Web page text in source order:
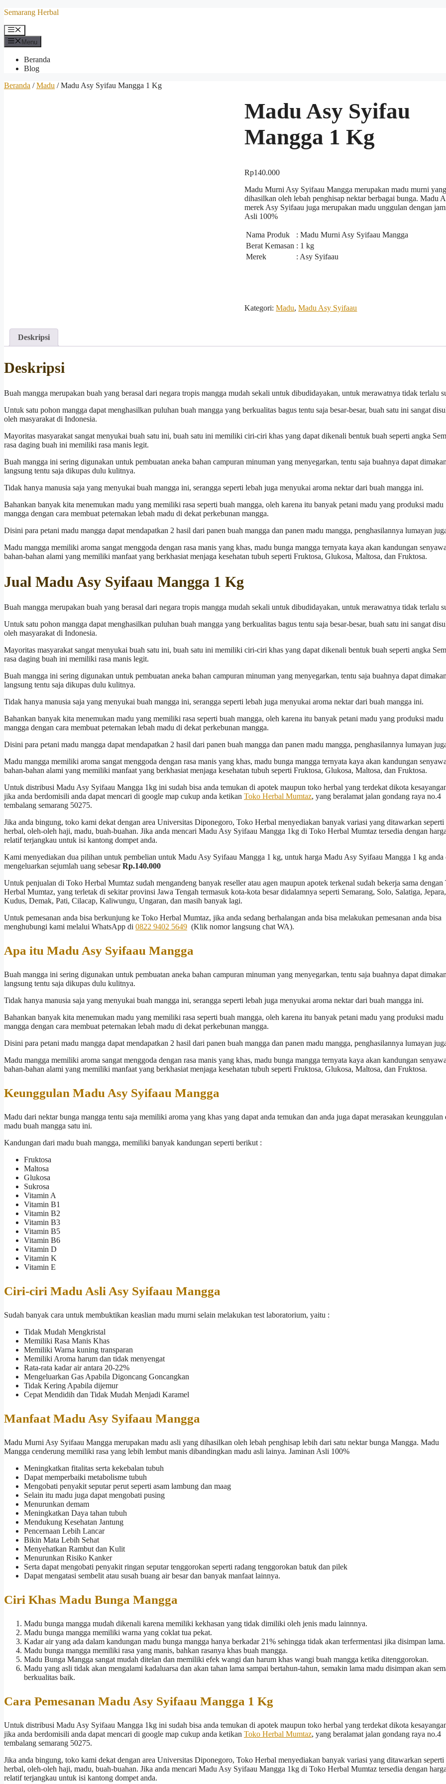
Langsung
isi
Semarang Herbal
Menu
Menu
Beranda
Blog
Beranda /Madu / Madu Asy Syifau Mangga 1 Kg
Madu Asy Syifau
Mangga 1 Kg
Rp140.000
Madu Murni Asy Syifaau Mangga merupakan madu murni
dihasilkan oleh lebah penghisap nektar berbagai bunga. Madu
merek Asy Syifaau juga merupakan madu unggulan dengan
Asli 100%
Nama Produk
: Madu Murni Asy Syifaau Mangga
Berat Kemasan : 1 kg
Merek
: Asy Syifaau
Kategori:Madu,Madu Asy Syifaau
Deskripsi
Deskripsi
Buah mangga merupakan buah yang berasal dari negara tropis mangga mudah sekali untuk dibudidayakan, untuk merawatnya tidak terlalu
Untuk satu pohon mangga dapat menghasilkan puluhan buah mangga yang berkualitas bagus tentu saja besar-besar, buah satu ini sangat
oleh masyarakat di Indonesia.
Mayoritas masyarakat sangat menyukai buah satu ini, buah satu ini memiliki ciri-ciri khas yang dapat dikenali bentuk buah seperti angka
rasa daging buah ini memiliki rasa manis legit.
Buah mangga ini sering digunakan untuk pembuatan aneka bahan campuran minuman yang menyegarkan, tentu saja buahnya dapat
langsung tentu saja dikupas dulu kulitnya.
Tidak hanya manusia saja yang menyukai buah mangga ini, serangga seperti lebah juga menyukai aroma nektar dari buah mangga ini.
Bahankan banyak kita menemukan madu yang memiliki rasa seperti buah mangga, oleh karena itu banyak petani madu yang produksi madu
mangga dengan cara membuat peternakan lebah madu di dekat perkebunan mangga.
Disini para petani madu mangga dapat mendapatkan 2 hasil dari panen buah mangga dan panen madu mangga, penghasilannya lumayan
Madu mangga memiliki aroma sangat menggoda dengan rasa manis yang khas, madu bunga mangga ternyata kaya akan kandungan
bahan-bahan alami yang memiliki manfaat yang berkhasiat menjaga kesehatan tubuh seperti Fruktosa, Glukosa, Maltosa, dan Fruktosa.
Jual Madu Asy Syifaau Mangga 1 Kg
Buah mangga merupakan buah yang berasal dari negara tropis mangga mudah sekali untuk dibudidayakan, untuk merawatnya tidak terlalu
Untuk satu pohon mangga dapat menghasilkan puluhan buah mangga yang berkualitas bagus tentu saja besar-besar, buah satu ini sangat
oleh masyarakat di Indonesia.
Mayoritas masyarakat sangat menyukai buah satu ini, buah satu ini memiliki ciri-ciri khas yang dapat dikenali bentuk buah seperti angka
rasa daging buah ini memiliki rasa manis legit.
Buah mangga ini sering digunakan untuk pembuatan aneka bahan campuran minuman yang menyegarkan, tentu saja buahnya dapat
langsung tentu saja dikupas dulu kulitnya.
Tidak hanya manusia saja yang menyukai buah mangga ini, serangga seperti lebah juga menyukai aroma nektar dari buah mangga ini.
Bahankan banyak kita menemukan madu yang memiliki rasa seperti buah mangga, oleh karena itu banyak petani madu yang produksi madu
mangga dengan cara membuat peternakan lebah madu di dekat perkebunan mangga.
Disini para petani madu mangga dapat mendapatkan 2 hasil dari panen buah mangga dan panen madu mangga, penghasilannya lumayan
Madu mangga memiliki aroma sangat menggoda dengan rasa manis yang khas, madu bunga mangga ternyata kaya akan kandungan
bahan-bahan alami yang memiliki manfaat yang berkhasiat menjaga kesehatan tubuh seperti Fruktosa, Glukosa, Maltosa, dan Fruktosa.
Untuk distribusi Madu Asy Syifaau Mangga 1kg ini sudah bisa anda temukan di apotek maupun toko herbal yang terdekat dikota
jika anda berdomisili anda dapat mencari di google map cukup anda ketikan Toko Herbal Mumtaz, yang beralamat jalan gondang raya no.4
tembalang semarang 50275.
Jika anda bingung, toko kami dekat dengan area Universitas Diponegoro, Toko Herbal menyediakan banyak variasi yang ditawarkan seperti
herbal, oleh-oleh haji, madu, buah-buahan. Jika anda mencari Madu Asy Syifaau Mangga 1kg di Toko Herbal Mumtaz tersedia dengan
relatif terjangkau untuk isi kantong dompet anda.
Kami menyediakan dua pilihan untuk pembelian untuk Madu Asy Syifaau Mangga 1 kg, untuk harga Madu Asy Syifaau Mangga 1 kg anda
mengeluarkan sejumlah uang sebesarRp.140.000
Untuk penjualan di Toko Herbal Mumtaz sudah mengandeng banyak reseller atau agen maupun apotek terkenal sudah bekerja sama dengan
Herbal Mumtaz, yang terletak di sekitar provinsi Jawa Tengah termasuk kota-kota besar didalamnya seperti Semarang, Solo, Salatiga, Jepara,
Kudus, Demak, Pati, Cilacap, Kaliwungu, Ungaran, dan masih banyak lagi.
Untuk pemesanan anda bisa berkunjung ke Toko Herbal Mumtaz, jika anda sedang berhalangan anda bisa melakukan pemesanan anda bisa
menghubungi kami melalui WhatsApp di 0822 9402 5649 (Klik nomor langsung chat WA).
Apa itu Madu Asy Syifaau Mangga
Buah mangga ini sering digunakan untuk pembuatan aneka bahan campuran minuman yang menyegarkan, tentu saja buahnya dapat
langsung tentu saja dikupas dulu kulitnya.
Tidak hanya manusia saja yang menyukai buah mangga ini, serangga seperti lebah juga menyukai aroma nektar dari buah mangga ini.
Bahankan banyak kita menemukan madu yang memiliki rasa seperti buah mangga, oleh karena itu banyak petani madu yang produksi madu
mangga dengan cara membuat peternakan lebah madu di dekat perkebunan mangga.
Disini para petani madu mangga dapat mendapatkan 2 hasil dari panen buah mangga dan panen madu mangga, penghasilannya lumayan
Madu mangga memiliki aroma sangat menggoda dengan rasa manis yang khas, madu bunga mangga ternyata kaya akan kandungan
bahan-bahan alami yang memiliki manfaat yang berkhasiat menjaga kesehatan tubuh seperti Fruktosa, Glukosa, Maltosa, dan Fruktosa.
Keunggulan Madu Asy Syifaau Mangga
Madu dari nektar bunga mangga tentu saja memiliki aroma yang khas yang dapat anda temukan dan anda juga dapat merasakan keunggulan
madu buah mangga satu ini.
Kandungan dari madu buah mangga, memiliki banyak kandungan seperti berikut :
Fruktosa
Maltosa
Glukosa
Sukrosa
Vitamin A
Vitamin B1
Vitamin B2
Vitamin B3
Vitamin B5
Vitamin B6
Vitamin D
Vitamin K
Vitamin E
Ciri-ciri Madu Asli Asy Syifaau Mangga
Sudah banyak cara untuk membuktikan keaslian madu murni selain melakukan test laboratorium, yaitu :
Tidak Mudah Mengkristal
Memiliki Rasa Manis Khas
Memiliki Warna kuning transparan
Memiliki Aroma harum dan tidak menyengat
Rata-rata kadar air antara 20-22%
Mengeluarkan Gas Apabila Digoncang Goncangkan
Tidak Kering Apabila dijemur
Cepat Mendidih dan Tidak Mudah Menjadi Karamel
Manfaat Madu Asy Syifaau Mangga
Madu Murni Asy Syifaau Mangga merupakan madu asli yang dihasilkan oleh lebah penghisap lebih dari satu nektar bunga Mangga. Madu
Mangga cenderung memiliki rasa yang lebih lembut manis dibandingkan madu asli lainya. Jaminan Asli 100%
Meningkatkan fitalitas serta kekebalan tubuh
Dapat memperbaiki metabolisme tubuh
Mengobati penyakit seputar perut seperti asam lambung dan maag
Selain itu madu juga dapat mengobati pusing
Menurunkan demam
Meningkatkan Daya tahan tubuh
Mendukung Kesehatan Jantung
Pencernaan Lebih Lancar
Bikin Mata Lebih Sehat
Menyehatkan Rambut dan Kulit
Menurunkan Risiko Kanker
Serta dapat mengobati penyakit ringan seputar tenggorokan seperti radang tenggorokan batuk dan pilek
Dapat mengatasi sembelit atau susah buang air besar dan banyak manfaat lainnya.
Ciri Khas Madu Bunga Mangga
Madu bunga mangga mudah dikenali karena memiliki kekhasan yang tidak dimiliki oleh jenis madu lainnnya.
Madu bunga mangga memiliki warna yang coklat tua pekat.
Kadar air yang ada dalam kandungan madu bunga mangga hanya berkadar 21% sehingga tidak akan terfermentasi jika disimpan lama.
Madu bunga mangga memiliki rasa yang manis, bahkan rasanya khas buah mangga.
Madu Bunga Mangga sangat mudah ditelan dan memiliki efek wangi dan harum khas wangi buah mangga ketika ditenggorokan.
Madu yang asli tidak akan mengalami kadaluarsa dan akan tahan lama sampai bertahun-tahun, semakin lama madu disimpan akan
berkualitas baik.
Cara Pemesanan Madu Asy Syifaau Mangga 1 Kg
Untuk distribusi Madu Asy Syifaau Mangga 1kg ini sudah bisa anda temukan di apotek maupun toko herbal yang terdekat dikota
jika anda berdomisili anda dapat mencari di google map cukup anda ketikan Toko Herbal Mumtaz, yang beralamat jalan gondang raya no.4
tembalang semarang 50275.
Jika anda bingung, toko kami dekat dengan area Universitas Diponegoro, Toko Herbal menyediakan banyak variasi yang ditawarkan seperti
herbal, oleh-oleh haji, madu, buah-buahan. Jika anda mencari Madu Asy Syifaau Mangga 1kg di Toko Herbal Mumtaz tersedia dengan
relatif terjangkau untuk isi kantong dompet anda.